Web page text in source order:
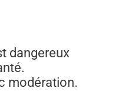
dangereux
modération.